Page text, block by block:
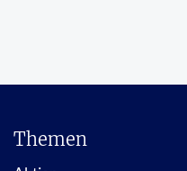
Themen